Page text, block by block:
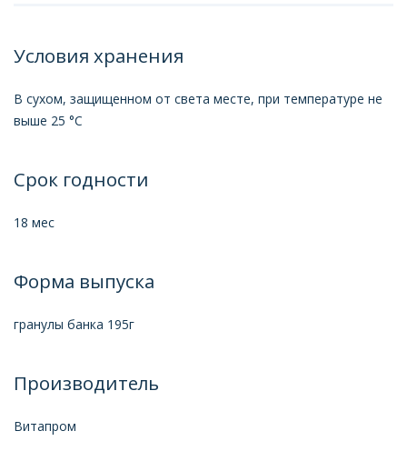
Условия хранения
В сухом, защищенном от света месте, при температуре не
выше 25 °C
Срок годности
18 мес
Форма выпуска
гранулы банка 195г
Производитель
Витапром